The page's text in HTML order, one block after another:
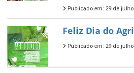
Publicado em: 29 de
Feliz Dia do
Publicado em: 29 de